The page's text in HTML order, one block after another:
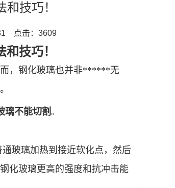
技巧！
点击：3609
技巧！
，钢化玻璃也并非******无
璃不能切割。
通玻璃加热到接近软化点，然后
化玻璃更高的强度和抗冲击能